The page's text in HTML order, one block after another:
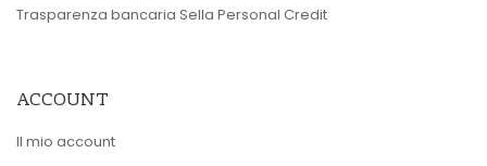
Trasparenza bancaria Sella Personal Credit
ACCOUNT
Il mio account